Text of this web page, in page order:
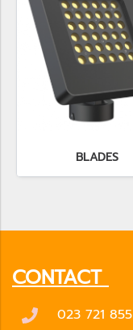
BLADES
CONTACT
023 721 855